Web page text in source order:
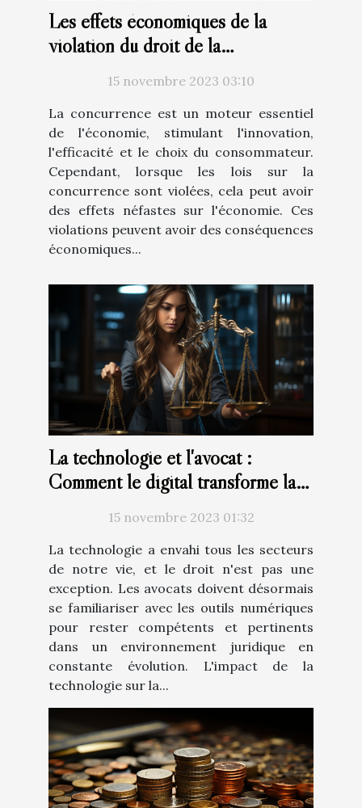
Les effets économiques de la
violation du droit de la
concurrence: Analyse du marché
15 novembre 2023 03:10
La concurrence est un moteur essentiel
de l'économie, stimulant l'innovation,
l'efficacité et le choix du consommateur.
Cependant, lorsque les lois sur la
concurrence sont violées, cela peut avoir
des effets néfastes sur l'économie. Ces
violations peuvent avoir des conséquences
économiques...
La technologie et l'avocat :
Comment le digital transforme la
profession juridique
15 novembre 2023 01:32
La technologie a envahi tous les secteurs
de notre vie, et le droit n'est pas une
exception. Les avocats doivent désormais
se familiariser avec les outils numériques
pour rester compétents et pertinents
dans un environnement juridique en
constante évolution. L'impact de la
technologie sur la...